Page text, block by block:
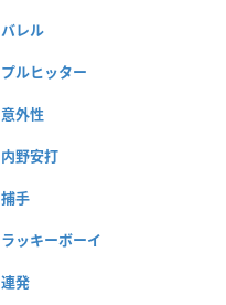
バレル
プルヒッター
意外性
内野安打
捕手
ラッキーボーイ
連発